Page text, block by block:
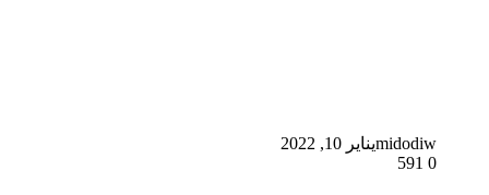
midodiwيناير 10, 2022
0